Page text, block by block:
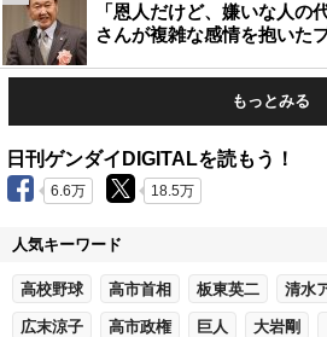
「恩人だけど、嫌いな人の
さんが複雑な感情を抱いた
もっとみる
日刊ゲンダイDIGITALを読もう！
6.6万 18.5万
人気キーワード
高校野球 高市首相 板東英二 清水
広末涼子 高市政権 巨人 大岩剛